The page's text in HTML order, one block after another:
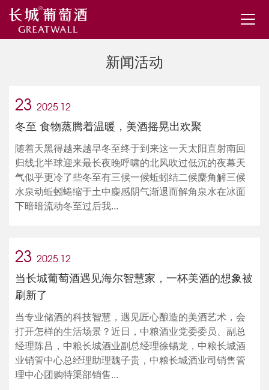
新闻活动
23 2025.12
冬至 食物蒸腾着温暖，美酒摇晃出欢聚
随着天黑得越来越早冬至终于到来这一天太阳直射南回
归线北半球迎来最长夜晚呼啸的北风吹过低沉的夜幕天
气似乎更冷了些冬至有三候一候蚯蚓结二候麋角解三候
水泉动蚯蚓蜷缩于土中麋感阴气渐退而解角泉水在冰面
下暗暗流动冬至过后我...
23 2025.12
当长城葡萄酒遇见海尔智慧家，一杯美酒的想象被
刷新了
当专业储酒的科技智慧，遇见匠心酿造的美酒艺术，会
打开怎样的生活场景？近日，中粮酒业党委委员、副总
经理陈吕，中粮长城酒业副总经理徐锡龙，中粮长城酒
业销管中心总经理助理魏子贵，中粮长城酒业司销售管
理中心团购特渠部销售...